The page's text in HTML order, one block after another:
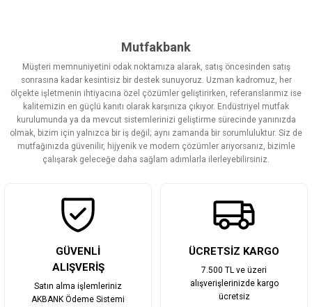
Görüş ve önerileriniz için teşekkür ederiz.
Ürün resmi kalitesiz, bozuk veya görüntülenemiyor.
Ürün açıklamasında eksik bilgiler bulunuyor.
Ürün bilgilerinde hatalar bulunuyor.
Ürün fiyatı diğer sitelerden daha pahalı.
Bu ürüne benzer farklı alternatifler olmalı.
Mutfakbank
Müşteri memnuniyetini odak noktamıza alarak, satış öncesinden satış
sonrasına kadar kesintisiz bir destek sunuyoruz. Uzman kadromuz, her
ölçekte işletmenin ihtiyacına özel çözümler geliştirirken, referanslarımız ise
kalitemizin en güçlü kanıtı olarak karşınıza çıkıyor. Endüstriyel mutfak
kurulumunda ya da mevcut sistemlerinizi geliştirme sürecinde yanınızda
olmak, bizim için yalnızca bir iş değil; aynı zamanda bir sorumluluktur. Siz de
mutfağınızda güvenilir, hijyenik ve modern çözümler arıyorsanız, bizimle
çalışarak geleceğe daha sağlam adımlarla ilerleyebilirsiniz.
GÜVENLİ
ALIŞVERİŞ
Satın alma işlemleriniz
AKBANK Ödeme Sistemi
ÜCRETSİZ KARGO
7.500 TL ve üzeri
alışverişlerinizde kargo
ücretsiz